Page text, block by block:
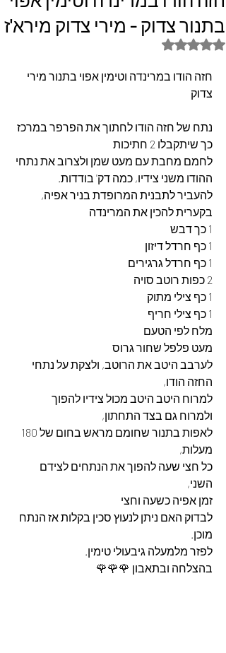
בתנור צדוק - מירי צדוק מירא'ז
דירוג של NaN מתוך 5 כוכבים
חזה הודו במרינדה וטימין אפוי בתנור מירי
צדוק
נתח של חזה הודו לחתוך את הפרפר במרכז
כך שיתקבלו 2 חתיכות
לחמם מחבת עם מעט שמן ולצרוב את נתחי
ההודו משני צידיו, כמה דק' בודדות.
להעביר לתבנית המרופדת בניר אפיה,
בקערית להכין את המרינדה
1 כך דבש
1 כף חרדל דיזון
1 כף חרדל גרגירים
2 כפות רוטב סויה
1 כף צילי מתוק
1 כף צילי חריף
מלח לפי הטעם
מעט פלפל שחור גרוס
לערבב היטב את הרוטב, ולצקת על נתחי
החזה הודו,
למרוח היטב היטב מכול צידיו להפוך
ולמרוח גם בצד התחתון,
מעלות,
כל חצי שעה להפוך את הנתחים לצידם
השני,
זמן אפיה כשעה וחצי
לבדוק האם ניתן לנעוץ סכין בקלות אז הנתח
מוכן.
לפזר מלמעלה גיבעולי טימין.
בהצלחה ובתאבון 🌹🌹🌹